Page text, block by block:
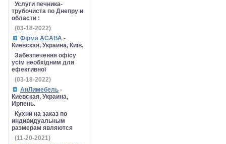
Услуги печника-
трубочиста по Днепру и
области :
(03-18-2022)
Фірма АСАВА -
Киевская, Украина, Київ.
Забезпечення офісу
усім необхідним для
ефективної
(03-18-2022)
АнЛимебель -
Киевская, Украина,
Ирпень.
Кухни на заказ по
индивидуальным
размерам являются
(11-20-2021)